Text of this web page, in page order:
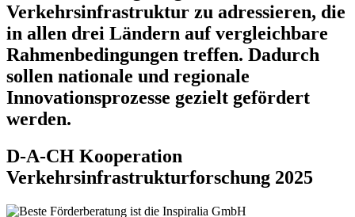
Verkehrsinfrastruktur zu adressieren, die
in allen drei Ländern auf vergleichbare
Rahmenbedingungen treffen. Dadurch
sollen nationale und regionale
Innovationsprozesse gezielt gefördert
werden.
D-A-CH Kooperation
Verkehrsinfrastrukturforschung 2025